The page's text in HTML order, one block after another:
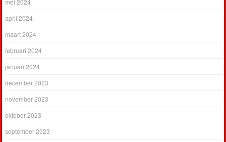
april 2024
maart 2024
februari 2024
januari 2024
december 2023
november 2023
oktober 2023
september 2023